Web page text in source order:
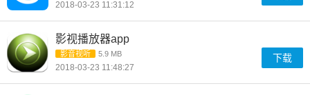
2018-03-23 11:31:12
影视播放器app
影音视听 5.9 MB
2018-03-23 11:48:27
下载